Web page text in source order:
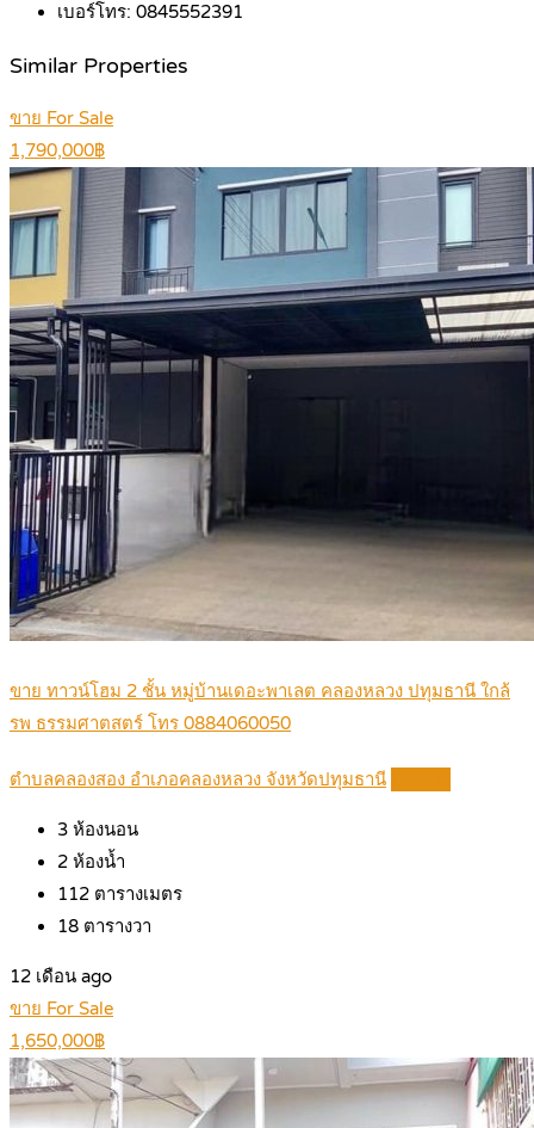
เบอร์โทร: 0845552391
Similar Properties
ขาย For Sale
1,790,000฿
ขาย ทาวน์โฮม 2 ชั้น หมู่บ้านเดอะพาเลต คลองหลวง ปทุมธานี ใกล้
รพ ธรรมศาตสตร์ โทร 0884060050
ตำบลคลองสอง อำเภอคลองหลวง จังหวัดปทุมธานี
3 ห้องนอน
2 ห้องน้ำ
112 ตารางเมตร
18 ตารางวา
12 เดือน ago
ขาย For Sale
1,650,000฿